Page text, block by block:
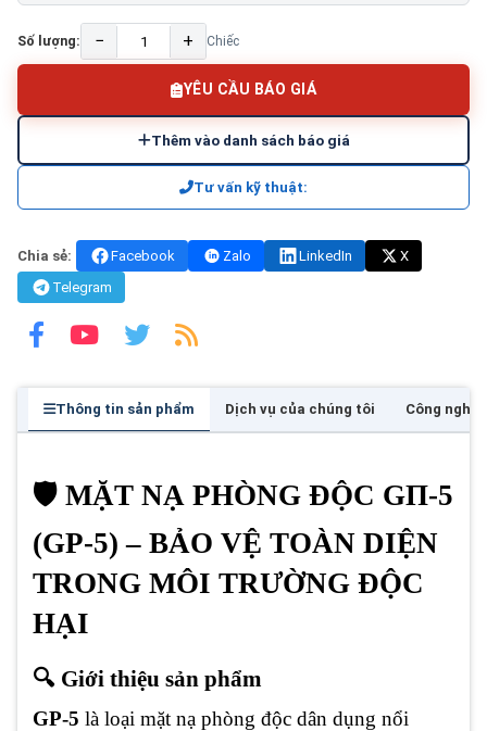
Số lượng: − + Chiếc
YÊU CẦU BÁO GIÁ
Thêm vào danh sách báo giá
Tư vấn kỹ thuật:
Chia sẻ: Facebook Zalo LinkedIn
X
Telegram
Thông tin sản phẩm Dịch vụ của chúng tôi Công nghệ
🛡️ MẶT NẠ PHÒNG ĐỘC GП-5
(GP-5) – BẢO VỆ TOÀN DIỆN
TRONG MÔI TRƯỜNG ĐỘC
HẠI
🔍 Giới thiệu sản phẩm
GP-5 là loại mặt nạ phòng độc dân dụng nổi